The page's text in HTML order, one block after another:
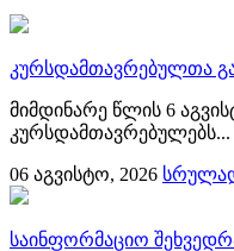
კურსდამთავრებულთა
მიმდინარე წლის 6
კურსდამთავრებულებს...
06 აგვისტო, 2026
საინფორმაციო